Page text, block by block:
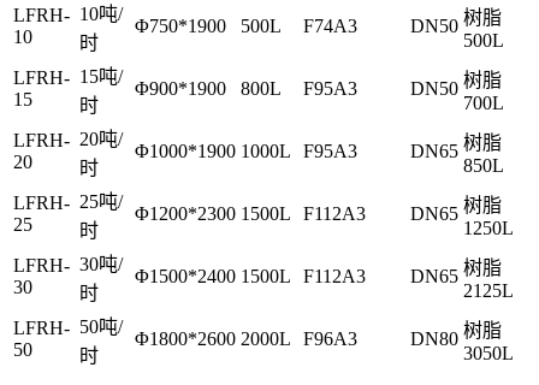
LFRH-
10
10吨/
时
Φ750*1900 500L F74A3 DN50 树脂
500L
LFRH-
15
15吨/
时
Φ900*1900 800L F95A3 DN50 树脂
700L
LFRH-
20
20吨/
时
Φ1000*1900 1000L F95A3 DN65 树脂
850L
LFRH-
25
25吨/
时
Φ1200*2300 1500L F112A3 DN65 树脂
1250L
LFRH-
30
30吨/
时
Φ1500*2400 1500L F112A3 DN65 树脂
2125L
LFRH-
50
50吨/
时
Φ1800*2600 2000L F96A3 DN80 树脂
3050L